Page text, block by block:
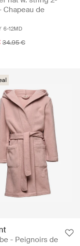
Chapeau de
6-12MD
34.95 €
- Peignoirs de